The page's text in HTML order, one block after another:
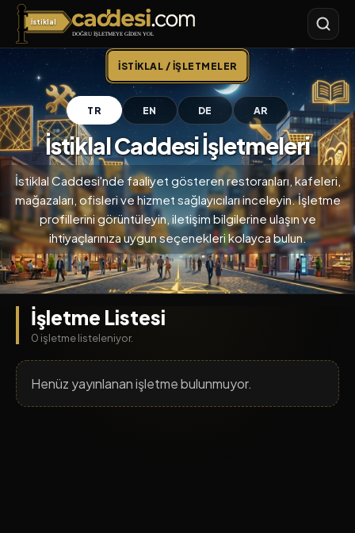
İstiklal
İstiklal Caddesi
İSTIKLAL / İŞLETMELER
TR EN DE AR
İstiklal Caddesi İşletmeleri
İstiklal Caddesi'nde faaliyet gösteren restoranları, kafeleri,
mağazaları, ofisleri ve hizmet sağlayıcıları inceleyin. İşletme
profillerini görüntüleyin, iletişim bilgilerine ulaşın ve
ihtiyaçlarınıza uygun seçenekleri kolayca bulun.
İşletme Listesi
0 işletme listeleniyor.
Henüz yayınlanan işletme bulunmuyor.